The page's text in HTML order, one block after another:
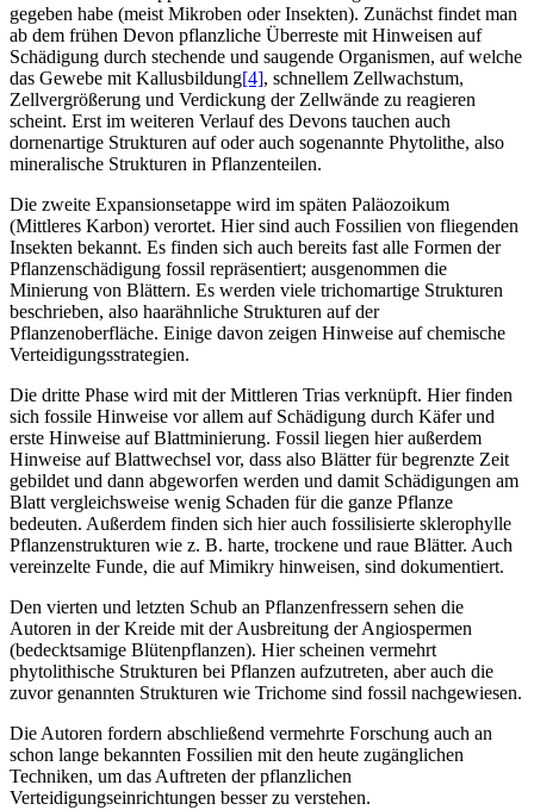
gegeben habe (meist Mikroben oder Insekten). Zunächst findet man
ab dem frühen Devon pflanzliche Überreste mit Hinweisen auf
Schädigung durch stechende und saugende Organismen, auf welche
das Gewebe mit Kallusbildung[4], schnellem Zellwachstum,
Zellvergrößerung und Verdickung der Zellwände zu reagieren
scheint. Erst im weiteren Verlauf des Devons tauchen auch
dornenartige Strukturen auf oder auch sogenannte Phytolithe, also
mineralische Strukturen in Pflanzenteilen.
Die zweite Expansionsetappe wird im späten Paläozoikum
(Mittleres Karbon) verortet. Hier sind auch Fossilien von fliegenden
Insekten bekannt. Es finden sich auch bereits fast alle Formen der
Pflanzenschädigung fossil repräsentiert; ausgenommen die
Minierung von Blättern. Es werden viele trichomartige Strukturen
beschrieben, also haarähnliche Strukturen auf der
Pflanzenoberfläche. Einige davon zeigen Hinweise auf chemische
Verteidigungsstrategien.
Die dritte Phase wird mit der Mittleren Trias verknüpft. Hier finden
sich fossile Hinweise vor allem auf Schädigung durch Käfer und
erste Hinweise auf Blattminierung. Fossil liegen hier außerdem
Hinweise auf Blattwechsel vor, dass also Blätter für begrenzte Zeit
gebildet und dann abgeworfen werden und damit Schädigungen am
Blatt vergleichsweise wenig Schaden für die ganze Pflanze
bedeuten. Außerdem finden sich hier auch fossilisierte sklerophylle
Pflanzenstrukturen wie z. B. harte, trockene und raue Blätter. Auch
vereinzelte Funde, die auf Mimikry hinweisen, sind dokumentiert.
Den vierten und letzten Schub an Pflanzenfressern sehen die
Autoren in der Kreide mit der Ausbreitung der Angiospermen
(bedecktsamige Blütenpflanzen). Hier scheinen vermehrt
phytolithische Strukturen bei Pflanzen aufzutreten, aber auch die
zuvor genannten Strukturen wie Trichome sind fossil nachgewiesen.
Die Autoren fordern abschließend vermehrte Forschung auch an
schon lange bekannten Fossilien mit den heute zugänglichen
Techniken, um das Auftreten der pflanzlichen
Verteidigungseinrichtungen besser zu verstehen.